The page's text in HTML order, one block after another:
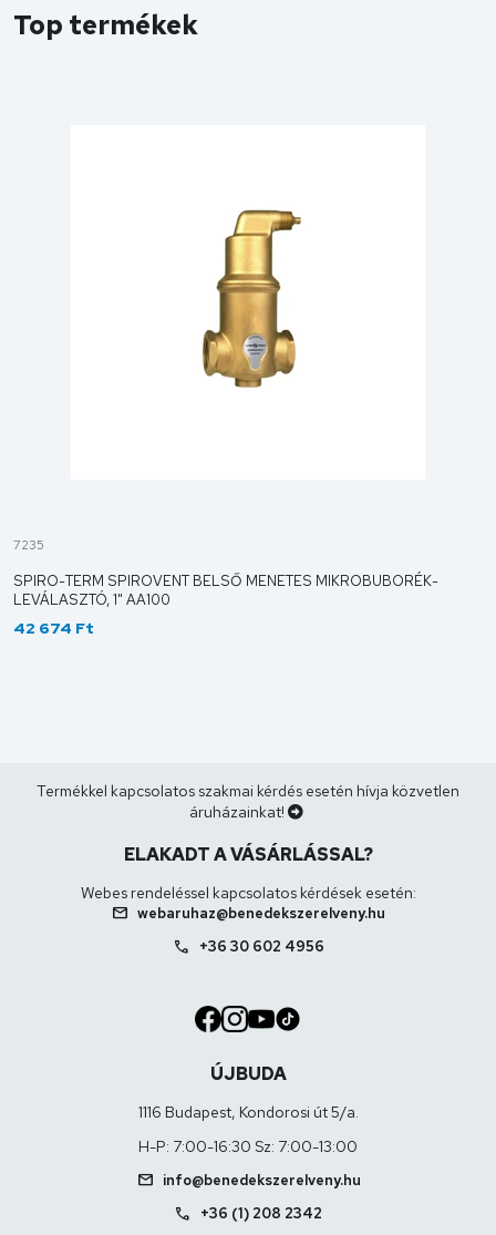
Top termékek
7235
SPIRO-TERM SPIROVENT BELSŐ MENETES MIKROBUBORÉK-
LEVÁLASZTÓ, 1" AA100
42 674 Ft
Termékkel kapcsolatos szakmai kérdés esetén hívja közvetlen
áruházainkat!
ELAKADT A VÁSÁRLÁSSAL?
Webes rendeléssel kapcsolatos kérdések esetén:
mail webaruhaz@benedekszerelveny.hu
call +36 30 602 4956
ÚJBUDA
1116 Budapest, Kondorosi út 5/a.
H-P: 7:00-16:30 Sz: 7:00-13:00
mail info@benedekszerelveny.hu
call +36 (1) 208 2342